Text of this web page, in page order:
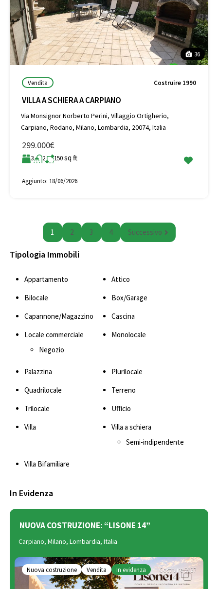
36
Vendita Costruire 1990
VILLA A SCHIERA A CARPIANO
Via Monsignor Norberto Perini, Villaggio Ortigherio,
Carpiano, Rodano, Milano, Lombardia, 20074, Italia
299.000€
3 2 150sq ft
Aggiunto: 18/06/2026
1 2 3 4 Successivo
Tipologia Immobili
Appartamento
Attico
Bilocale
Box/Garage
Capannone/Magazzino
Cascina
Locale commerciale
Negozio
Monolocale
Palazzina
Plurilocale
Quadrilocale
Terreno
Trilocale
Ufficio
Villa
Villa a schiera
Semi-indipendente
Villa Bifamiliare
In Evidenza
NUOVA COSTRUZIONE: “LISONE 14”
Carpiano, Milano, Lombardia, Italia
Nuova costruzione Vendita In evidenza Costruire 2027